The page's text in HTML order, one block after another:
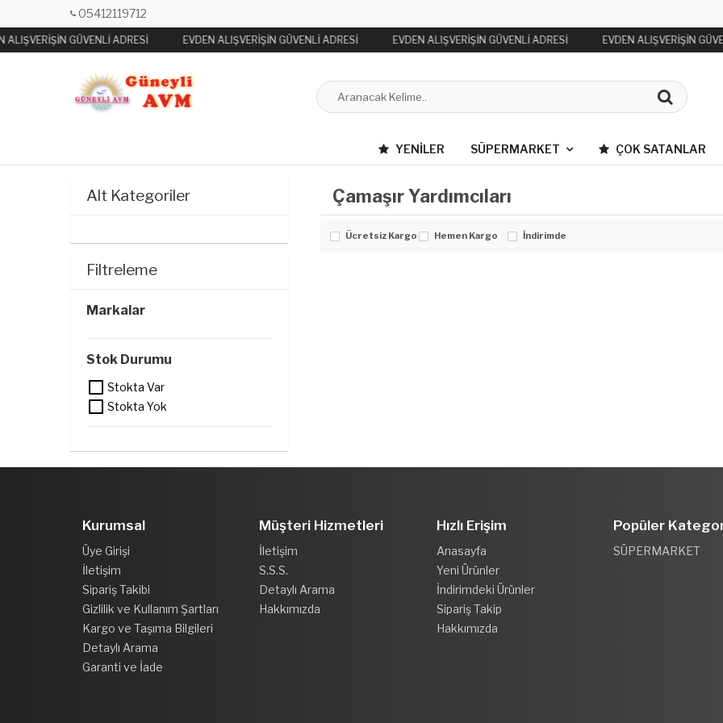
05412119712
ALIŞVERİŞİN GÜVENLİ ADRESİ EVDEN ALIŞVERİŞİN GÜVENLİ ADRESİ EVDEN ALIŞVERİŞİN GÜVENLİ ADRESİ EVDEN ALIŞVERİŞİN
YENILER SÜPERMARKET ÇOK SATANLAR
Alt Kategoriler
Filtreleme
Markalar
Stok Durumu
Stokta Var
Stokta Yok
Çamaşır Yardımcıları
Ücretsiz Kargo Hemen Kargo İndirimde
Kurumsal
Üye Girişi
İletişim
Sipariş Takibi
Gizlilik ve Kullanım Şartları
Kargo ve Taşıma Bilgileri
Detaylı Arama
Garanti ve İade
Müşteri Hizmetleri
İletişim
S.S.S.
Detaylı Arama
Hakkımızda
Hızlı Erişim
Anasayfa
Yeni Ürünler
İndirimdeki Ürünler
Sipariş Takip
Hakkımızda
Popüler
SÜPERMARKET